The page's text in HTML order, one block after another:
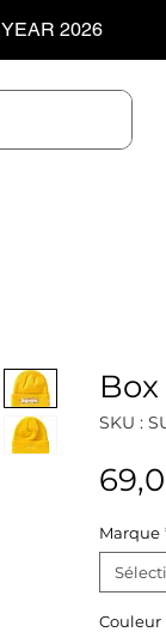
2026
SKU :
Marque
Couleur